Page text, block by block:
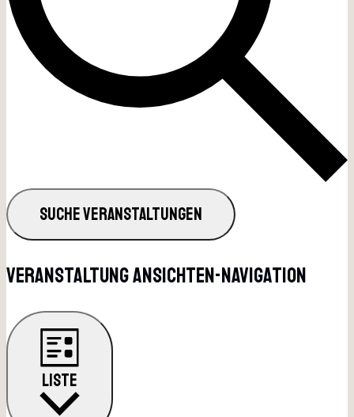
SUCHE VERANSTALTUNGEN
Veranstaltung Ansichten-Navigation
LISTE